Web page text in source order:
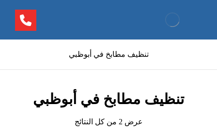
تنظيف مطابخ في أبوظبي
تنظيف مطابخ في أبوظبي
عرض ⁦2⁩ من كل النتائج